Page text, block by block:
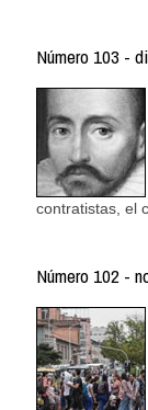
Número 103 -
contratistas, el
Número 102 -